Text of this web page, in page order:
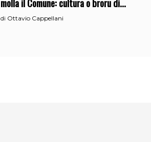
ciciri?
di Ottavio Cappellani